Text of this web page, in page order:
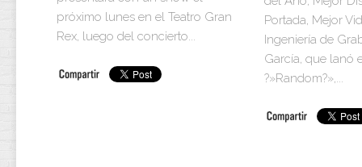
próximo lunes en el Teatro Gran
Rex, luego del concierto...
Portada, Mejor
Ingeniería de
García, que lanó
?»Random?»,...